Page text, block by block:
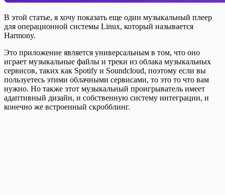
В этой статье, я хочу показать еще один музыкальный плеер
для операционной системы Linux, который называется
Harmony.
Это приложение является универсальным в том, что оно
играет музыкальные файлы и треки из облака музыкальных
сервисов, таких как Spotify и Soundcloud, поэтому если вы
пользуетесь этими облачными сервисами, то это то что вам
нужно. Но также этот музыкальный проигрыватель имеет
адаптивный дизайн, и собственную систему интеграции, и
конечно же встроенный скробблинг.